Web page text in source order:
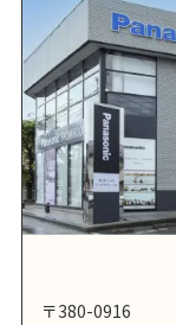
〒380-0916